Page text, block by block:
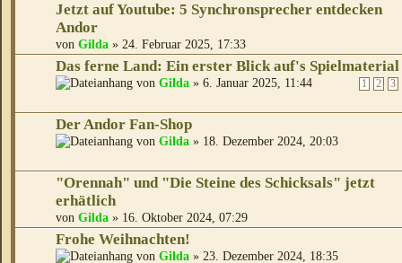
Jetzt auf Youtube: 5 Synchronsprecher entdecken
Andor
von Gilda » 24. Februar 2025, 17:33
Das ferne Land: Ein erster Blick auf's Spielmaterial
1 2 3
von Gilda » 6. Januar 2025, 11:44
Der Andor Fan-Shop
von Gilda » 18. Dezember 2024, 20:03
"Orennah" und "Die Steine des Schicksals" jetzt
erhätlich
von Gilda » 16. Oktober 2024, 07:29
Frohe Weihnachten!
von Gilda » 23. Dezember 2024, 18:35